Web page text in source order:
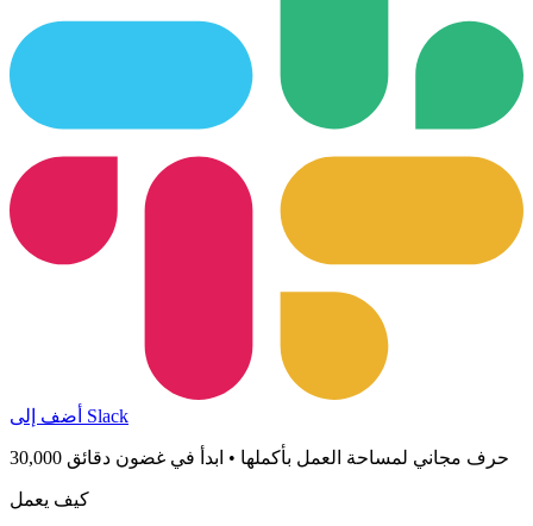
أضف إلى Slack
30,000 حرف مجاني لمساحة العمل بأكملها • ابدأ في غضون دقائق
كيف يعمل